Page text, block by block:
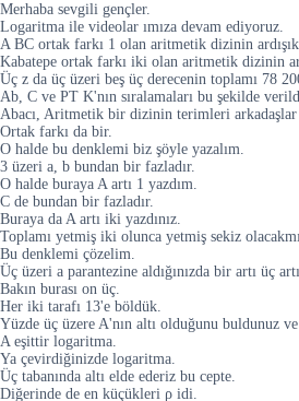
Merhaba sevgili gençler.
Logaritma ile videolar ımıza devam ediyoruz.
A BC ortak farkı 1 olan aritmetik dizinin
Kabatepe ortak farkı iki olan aritmetik dizinin
Üç z da üç üzeri beş üç derecenin toplamı 78
Ab, C ve PT K'nın sıralamaları bu şekilde
Abacı, Aritmetik bir dizinin terimleri arkadaşlar
Ortak farkı da bir.
O halde bu denklemi biz şöyle yazalım.
3 üzeri a, b bundan bir fazladır.
O halde buraya A artı 1 yazdım.
C de bundan bir fazladır.
Buraya da A artı iki yazdınız.
Toplamı yetmiş iki olunca yetmiş sekiz
Bu denklemi çözelim.
Üç üzeri a parantezine aldığınızda bir artı üç
Bakın burası on üç.
Her iki tarafı 13'e böldük.
Yüzde üç üzere A'nın altı olduğunu buldunuz
A eşittir logaritma.
Ya çevirdiğinizde logaritma.
Üç tabanında altı elde ederiz bu cepte.
Diğerinde de en küçükleri ρ idi.